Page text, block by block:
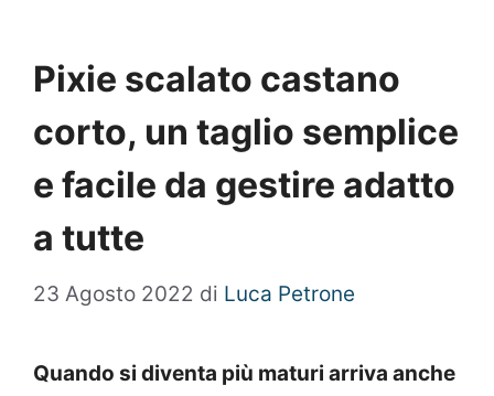
Pixie scalato castano
corto, un taglio semplice
e facile da gestire adatto
a tutte
23 Agosto 2022 di Luca Petrone
Quando si diventa più maturi arriva anche